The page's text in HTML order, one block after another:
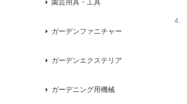
園芸用具・工具
ガーデンファニチャー
ガーデンエクステリア
ガーデニング用機械